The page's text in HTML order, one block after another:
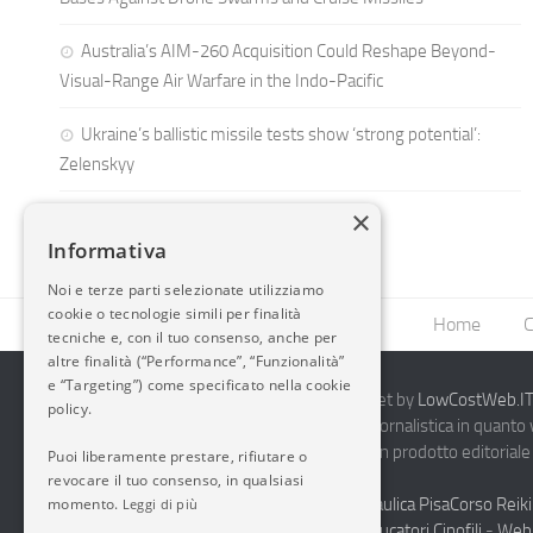
Australia’s AIM-260 Acquisition Could Reshape Beyond-
Visual-Range Air Warfare in the Indo-Pacific
Ukraine’s ballistic missile tests show ‘strong potential’:
Zelenskyy
Home
2014-2026 AvioBlog - Creazione Siti Internet by
Questo blog non rappresenta una testata giornalistica in
periodicità. Non può pertanto considerarsi un prodotto
7.03.2001.Disclaimer Completo
Vendita Abbigliamento Sicurezza
Termoidraulica PisaCorso
×
Informativa
Noi e terze parti selezionate utilizziamo
cookie o tecnologie simili per finalità
tecniche e, con il tuo consenso, anche per
altre finalità (“Performance”, “Funzionalità”
e “Targeting”) come specificato nella cookie
policy.
Puoi liberamente prestare, rifiutare o
revocare il tuo consenso, in qualsiasi
momento. Leggi di più